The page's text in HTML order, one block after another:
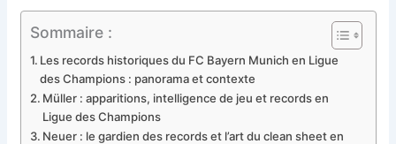
Sommaire :
Les records historiques du FC Bayern Munich en Ligue
des Champions : panorama et contexte
Müller : apparitions, intelligence de jeu et records en
Ligue des Champions
Neuer : le gardien des records et l’art du clean sheet en